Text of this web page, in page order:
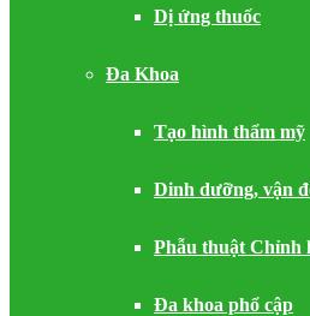
Dị ứng thuốc
Đa Khoa
Tạo hình thẩm mỹ
Dinh dưỡng, vận
Phẫu thuật Chỉnh
Đa khoa phổ cập